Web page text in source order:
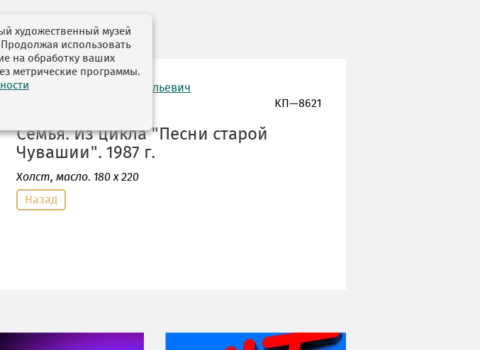
автор: Павлов Петр Васильевич
КП—8621
Семья. Из цикла "Песни старой
Чувашии". 1987 г.
Холст, масло. 180 х 220
Назад
НИ ДНЯ БЕЗ ДАТЫ...
художественный музей
использовать
на обработку ваших
метрические программы.